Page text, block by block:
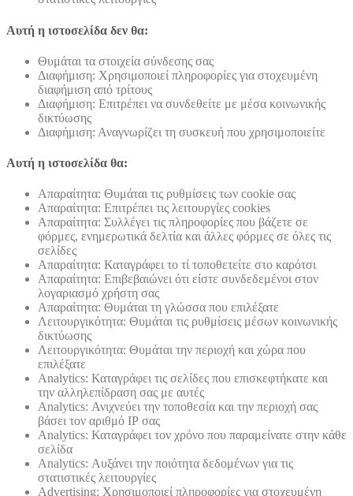
Αυτή η ιστοσελίδα δεν θα:
Θυμάται τα στοιχεία σύνδεσης σας
Διαφήμιση: Χρησιμοποιεί πληροφορίες για στοχευμένη
διαφήμιση από τρίτους
Διαφήμιση: Επιτρέπει να συνδεθείτε με μέσα κοινωνικής
δικτύωσης
Διαφήμιση: Αναγνωρίζει τη συσκευή που χρησιμοποιείτε
Αυτή η ιστοσελίδα θα:
Απαραίτητα: Θυμάται τις ρυθμίσεις των cookie σας
Απαραίτητα: Επιτρέπει τις λειτουργίες cookies
Απαραίτητα: Συλλέγει τις πληροφορίες που βάζετε σε
φόρμες, ενημερωτικά δελτία και άλλες φόρμες σε όλες τις
σελίδες
Απαραίτητα: Καταγράφει το τί τοποθετείτε στο καρότσι
Απαραίτητα: Επιβεβαιώνει ότι είστε συνδεδεμένοι στον
λογαριασμό χρήστη σας
Απαραίτητα: Θυμάται τη γλώσσα που επιλέξατε
Λειτουργικότητα: Θυμάται τις ρυθμίσεις μέσων κοινωνικής
δικτύωσης
Λειτουργικότητα: Θυμάται την περιοχή και χώρα που
επιλέξατε
Analytics: Καταγράφει τις σελίδες που επισκεφτήκατε και
την αλληλεπίδραση σας με αυτές
Analytics: Ανιχνεύει την τοποθεσία και την περιοχή σας
βάσει τον αριθμό ΙΡ σας
Analytics: Καταγράφει τον χρόνο που παραμείνατε στην κάθε
σελίδα
Analytics: Αυξάνει την ποιότητα δεδομένων για τις
στατιστικές λειτουργίες
Advertising: Χρησιμοποιεί πληροφορίες για στοχευμένη